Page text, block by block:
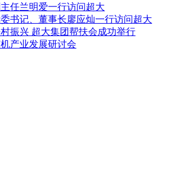
任兰明爱一行访问超大
书记、董事长廖应灿一行访问超大
振兴 超大集团帮扶会成功举行
产业发展研讨会